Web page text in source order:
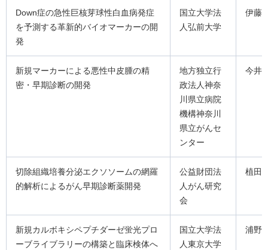
Down症の急性巨核芽球性白血病発症
を予測する革新的バイオマーカーの開
発
国立大学法
人弘前大学
伊藤
新規マーカーによる悪性中皮腫の精
密・早期診断の開発
地方独立行
政法人神奈
川県立病院
機構神奈川
県立がんセ
ンター
今井
切除組織培養分泌エクソソームの網羅
的解析によるがん早期診断薬開発
公益財団法
人がん研究
会
植田
新規カルボキシペプチダーゼ蛍光プロ
ーブライブラリーの構築と臨床検体へ
国立大学法
人東京大学
浦野